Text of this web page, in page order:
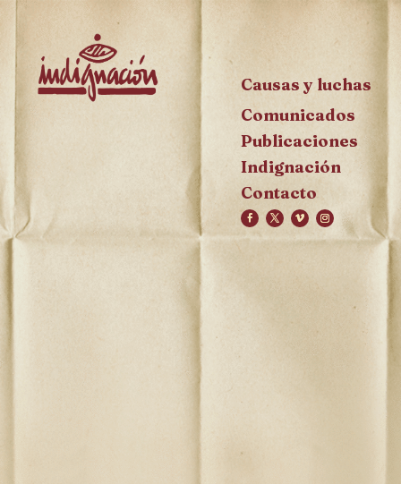
Causas y luchas
Comunicados
Publicaciones
Indignación
Contacto